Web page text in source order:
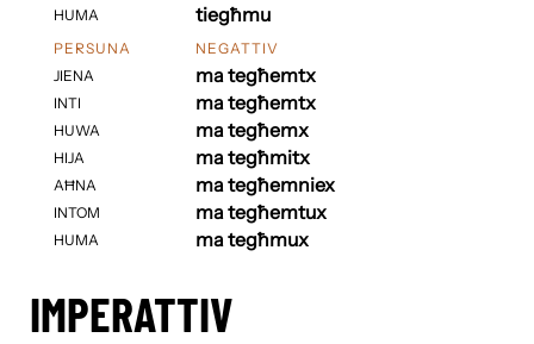
HUMA
tiegħmu
PERSUNA
JIENA
INTI
HUWA
HIJA
AĦNA
INTOM
HUMA
NEGATTIV
ma tegħemtx
ma tegħemtx
ma tegħemx
ma tegħmitx
ma tegħemniex
ma tegħemtux
ma tegħmux
IMPERATTIV